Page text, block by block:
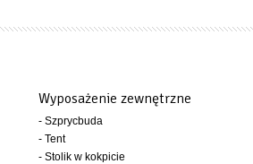
Wyposażenie zewnętrzne
- Szprycbuda
- Tent
- Stolik w kokpicie